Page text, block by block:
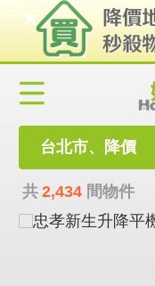
台北市、降價
共 2,434 間物件